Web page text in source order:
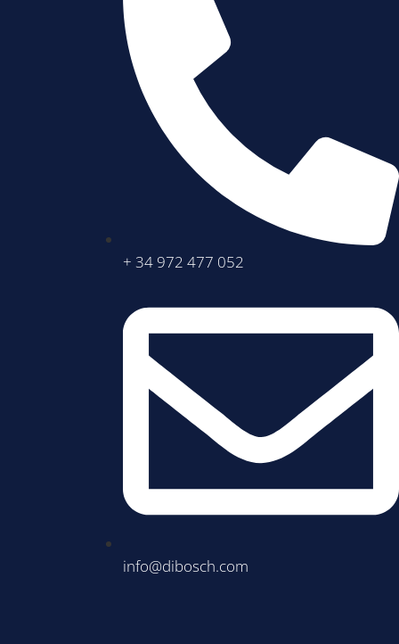
+ 34 972 477 052
info@dibosch.com